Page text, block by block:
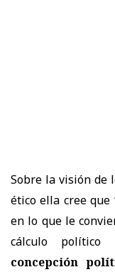
Sobre la visión de
ético ella cree que
en lo que le
cálculo político
concepción